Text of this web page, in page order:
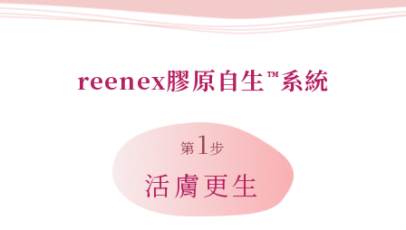
reenex膠原自生 ™系統
第 1 步
活膚更生